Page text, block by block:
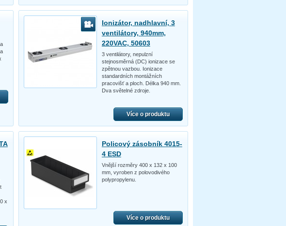
Ionizátor, nadhlavní, 3
ventilátory, 940mm,
220VAC, 50603
3 ventilátory, nepulzní
stejnosměrná (DC) ionizace se
zpětnou vazbou. Ionizace
standardních montážních
pracovišť a ploch. Délka 940 mm.
Dva světelné zdroje.
Více o produktu
x
Policový zásobník 4015-
4 ESD
Vnější rozměry 400 x 132 x 100
mm, vyroben z polovodivého
polypropylenu.
Více o produktu